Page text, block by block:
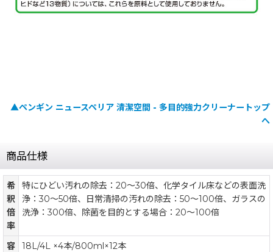
▲ペンギン ニュースペリア 清潔空間 - 多目的強力クリーナートップ
へ
商品仕様
希
釈
倍
率
特にひどい汚れの除去：20〜30倍、化学タイル床などの表面洗
浄：30〜50倍、日常清掃の汚れの除去：50〜100倍、ガラスの
洗浄：300倍、除菌を目的とする場合：20〜100倍
容
18L/4L ×4本/800ml×12本